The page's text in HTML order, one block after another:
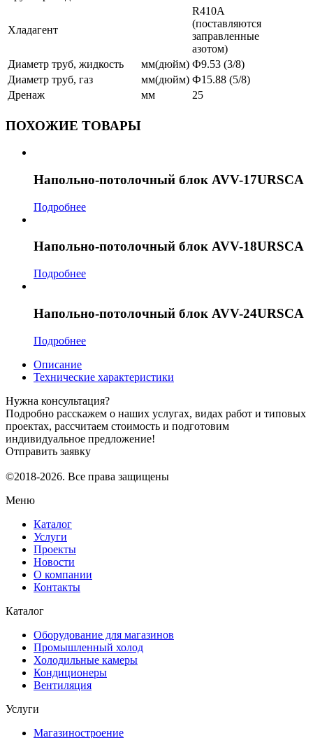
Хладагент
R410A
(поставляются
заправленные
азотом)
Диаметр труб, жидкость
мм(дюйм) Ф9.53 (3/8)
Диаметр труб, газ
мм(дюйм) Ф15.88 (5/8)
Дренаж
мм 25
ПОХОЖИЕ ТОВАРЫ
Напольно-потолочный блок AVV-17URSCA
Подробнее
Напольно-потолочный блок AVV-18URSCA
Подробнее
Напольно-потолочный блок AVV-24URSCA
Подробнее
Описание
Технические характеристики
Нужна консультация?
Подробно расскажем о наших услугах, видах работ и типовых
проектах, рассчитаем стоимость и подготовим
индивидуальное предложение!
Отправить заявку
©2018-2026. Все права защищены
Меню
Каталог
Услуги
Проекты
Новости
О компании
Контакты
Каталог
Оборудование для магазинов
Промышленный холод
Холодильные камеры
Кондиционеры
Вентиляция
Услуги
Магазиностроение